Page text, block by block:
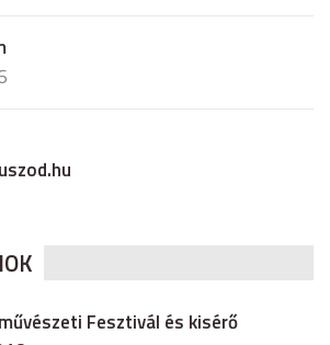
Fesztivál és kisérő